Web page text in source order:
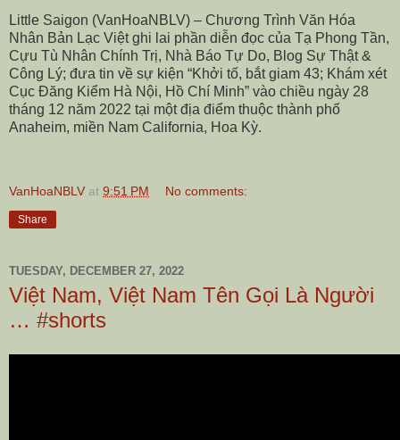
Little Saigon (VanHoaNBLV) – Chương Trình Văn Hóa
Nhân Bản Lạc Việt ghi lai phần diễn đọc của Tạ Phong Tần,
Cựu Tù Nhân Chính Trị, Nhà Báo Tự Do, Blog Sự Thật &
Công Lý; đưa tin về sự kiện “Khởi tố, bắt giam 43; Khám xét
Cục Đăng Kiểm Hà Nội, Hồ Chí Minh” vào chiều ngày 28
tháng 12 năm 2022 tại một địa điểm thuộc thành phố
Anaheim, miền Nam California, Hoa Kỳ.
VanHoaNBLV at 9:51 PM No comments:
Share
TUESDAY, DECEMBER 27, 2022
Việt Nam, Việt Nam Tên Gọi Là Người
… #shorts